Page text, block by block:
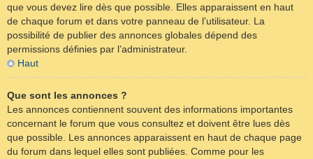
que vous devez lire dès que possible. Elles apparaissent en haut
de chaque forum et dans votre panneau de l’utilisateur. La
possibilité de publier des annonces globales dépend des
permissions définies par l’administrateur.
Haut
Que sont les annonces ?
Les annonces contiennent souvent des informations importantes
concernant le forum que vous consultez et doivent être lues dès
que possible. Les annonces apparaissent en haut de chaque page
du forum dans lequel elles sont publiées. Comme pour les